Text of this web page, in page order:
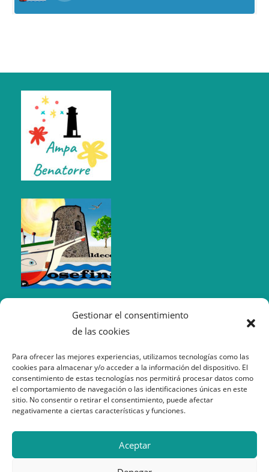
Gestionar el consentimiento
de las cookies
Para ofrecer las mejores experiencias, utilizamos tecnologías como las
cookies para almacenar y/o acceder a la información del dispositivo. El
consentimiento de estas tecnologías nos permitirá procesar datos como
el comportamiento de navegación o las identificaciones únicas en este
sitio. No consentir o retirar el consentimiento, puede afectar
negativamente a ciertas características y funciones.
Aceptar